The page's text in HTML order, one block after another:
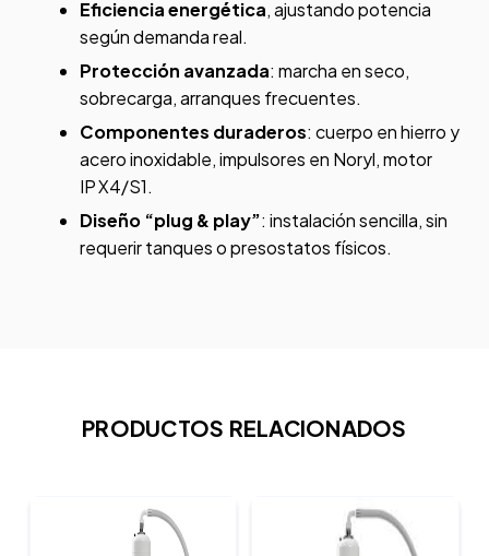
Eficiencia energética, ajustando potencia
según demanda real.
Protección avanzada: marcha en seco,
sobrecarga, arranques frecuentes.
Componentes duraderos: cuerpo en hierro y
acero inoxidable, impulsores en Noryl, motor
IP X4/S1.
Diseño “plug & play”: instalación sencilla, sin
requerir tanques o presostatos físicos.
PRODUCTOS RELACIONADOS